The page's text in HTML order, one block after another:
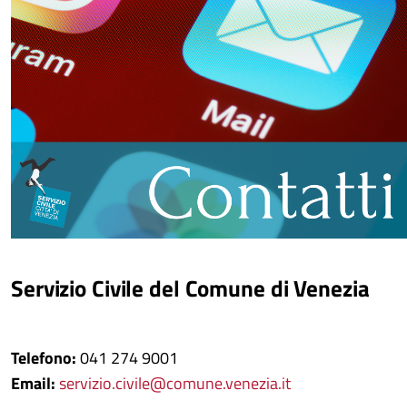
Servizio Civile del Comune di Venezia
Telefono:041 274 9001
Email:servizio.civile@comune.venezia.it